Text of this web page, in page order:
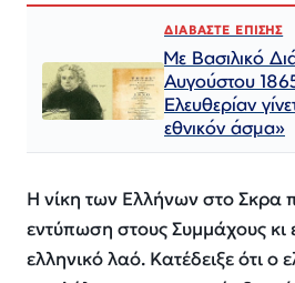
ΔΙΑΒΑΣΤΕ ΕΠΙΣΗΣ
Με Βασιλικό
Αυγούστου
Ελευθερίαν
εθνικόν άσμα»
Η νίκη των Ελλήνων στο Σκρα
εντύπωση στους Συμμάχους κι
ελληνικό λαό. Κατέδειξε ότι ο